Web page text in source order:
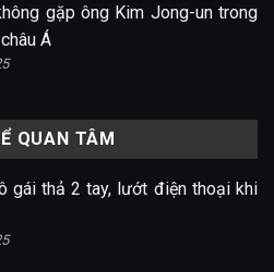
gặp ông Kim Jong-un trong
Á
QUAN TÂM
gái thả 2 tay, lướt điện thoại khi